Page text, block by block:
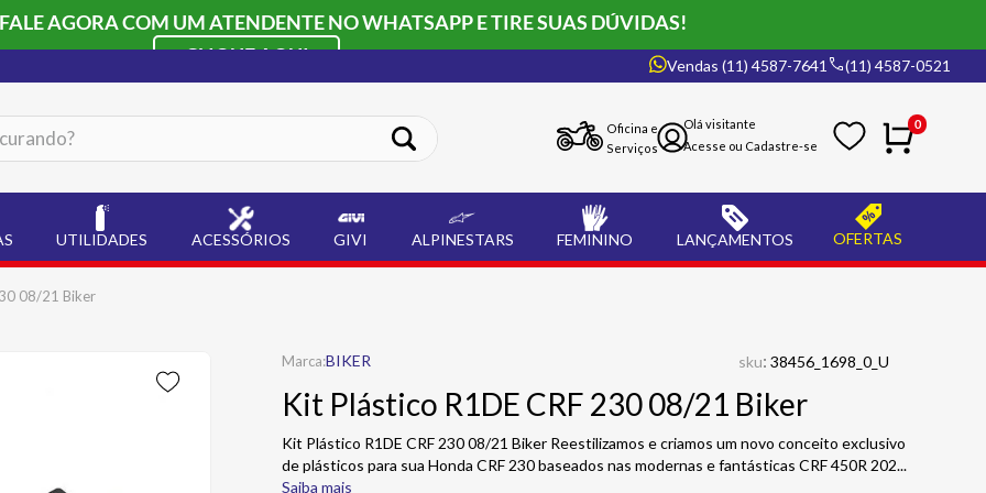
AGORA COM UM ATENDENTE NO WHATSAPP E TIRE SUAS DÚVIDAS!
CLIQUE AQUI
Vendas (11) 4587-7641 (11) 4587-0521
Oficina e
Serviços
0
UTILIDADES ACESSÓRIOS GIVI ALPINESTARS FEMININO LANÇAMENTOS OFERTAS
08/21 Biker
BIKER sku: 38456_1698_0_U
Kit Plástico R1DE CRF 230 08/21 Biker
Kit Plástico R1DE CRF 230 08/21 Biker Reestilizamos e criamos um novo conceito exclusivo
de plásticos para sua Honda CRF 230 baseados nas modernas e fantásticas CRF 450R 202...
Saiba mais